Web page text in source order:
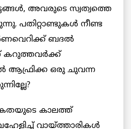
അവരുടെ സ്വത്വത്തെ
പതിറ്റാണ്ടുകള്‍ നീണ്ട
ബദല്‍
കറുത്തവര്‍ക്ക്
ആഫ്രിക്ക ഒരു ചുവന്ന
കാലത്ത്
വായ്ത്താരികള്‍